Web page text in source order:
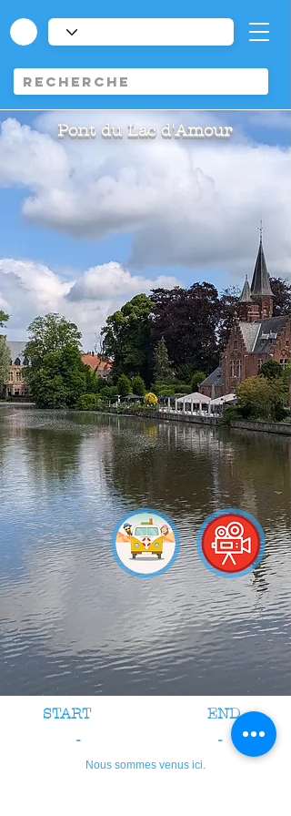
Pont du Lac d'Amour
START
-
END
-
Nous sommes venus ici.